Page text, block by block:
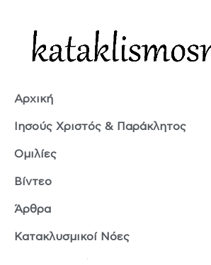
Αρχική
Ιησούς Χριστός & Παράκλητος
Ομιλίες
Βίντεο
Άρθρα
Κατακλυσμικοί Νόες